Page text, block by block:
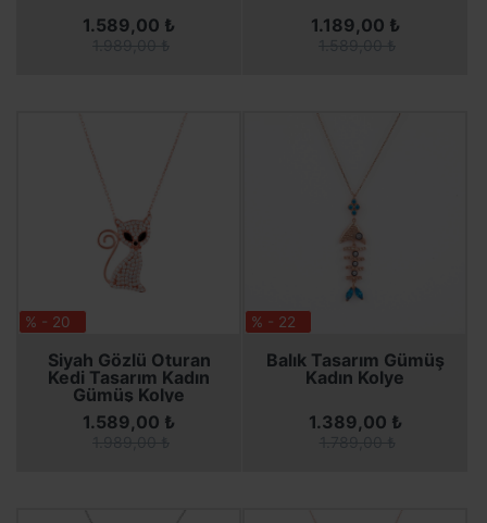
1.589,00 ₺ 1.189,00 ₺
% - 20
Siyah Gözlü Oturan
Kedi Tasarım Kadın
Gümüş Kolye
SEPETE EKLE
1.589,00 ₺
SEPETE EKLE
% - 22
Balık Tasarım Gümüş
Kadın Kolye
SEPETE EKLE
1.389,00 ₺
SEPETE EKLE